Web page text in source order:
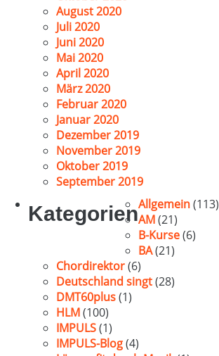
August 2020
Juli 2020
Juni 2020
Mai 2020
April 2020
März 2020
Februar 2020
Januar 2020
Dezember 2019
November 2019
Oktober 2019
September 2019
KategorienAllgemein(113)
AM(21)
B-Kurse(6)
BA(21)
Chordirektor(6)
Deutschland singt(28)
DMT60plus(1)
HLM(100)
IMPULS(1)
IMPULS-Blog(4)